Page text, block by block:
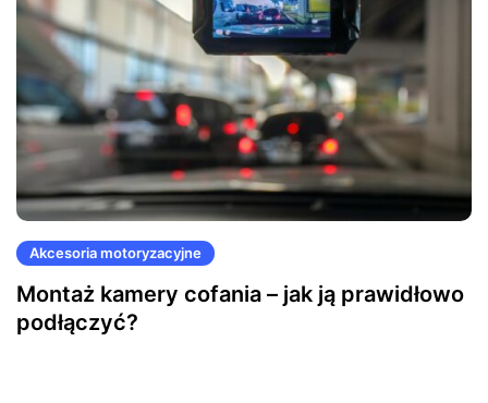
Akcesoria motoryzacyjne
Montaż kamery cofania – jak ją prawidłowo
podłączyć?